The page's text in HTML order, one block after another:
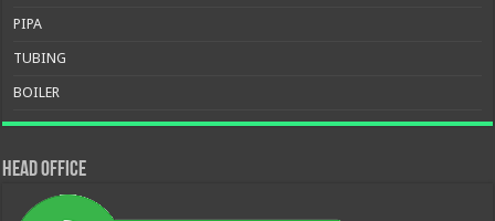
PIPA
TUBING
BOILER
HEAD OFFICE